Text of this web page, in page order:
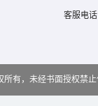
客服电
所有，未经书面授权